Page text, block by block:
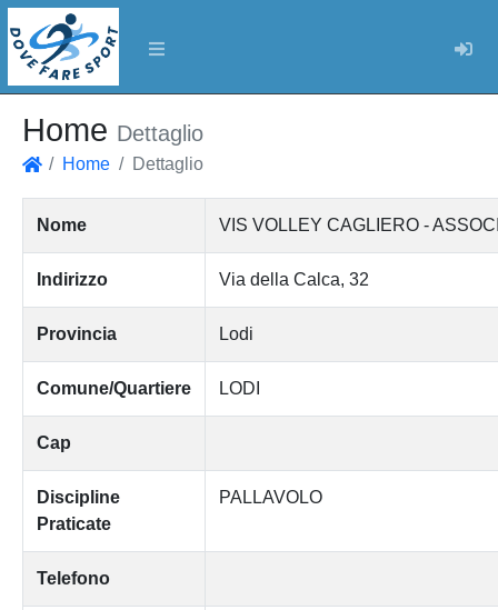
Home Dettaglio
Home Dettaglio
Nome VIS VOLLEY CAGLIERO -
Indirizzo Via della Calca, 32
Provincia Lodi
Comune/Quartiere LODI
Cap
Discipline
Praticate
PALLAVOLO
Telefono